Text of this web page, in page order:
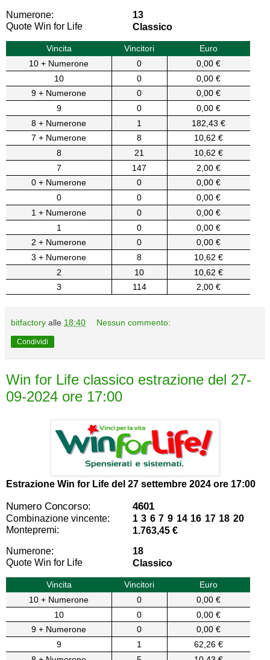
Numerone:
13
Quote Win for Life
Classico
Vincita Vincitori
Euro
10 + Numerone
0
0,00 €
10
0
0,00 €
9 + Numerone
0
0,00 €
9
0
0,00 €
8 + Numerone
1
182,43 €
7 + Numerone
8
10,62 €
8
21
10,62 €
7
147
2,00 €
0 + Numerone
0
0,00 €
0
0
0,00 €
1 + Numerone
0
0,00 €
1
0
0,00 €
2 + Numerone
0
0,00 €
3 + Numerone
8
10,62 €
2
10
10,62 €
3
114 2,00 €
bitfactory alle 18:40 Nessun commento:
Condividi
Win for Life classico estrazione del 27-
09-2024 ore 17:00
Estrazione Win for Life del 27 settembre 2024 ore 17:00
Numero Concorso: 4601
Combinazione vincente:
1 3 6 7 9 14 16 17 18 20
Montepremi:
1.763,45 €
Numerone:
18
Quote Win for Life
Classico
Vincita Vincitori
Euro
10 + Numerone
0
0,00 €
10
0
0,00 €
9 + Numerone
0
0,00 €
9
1
62,26 €